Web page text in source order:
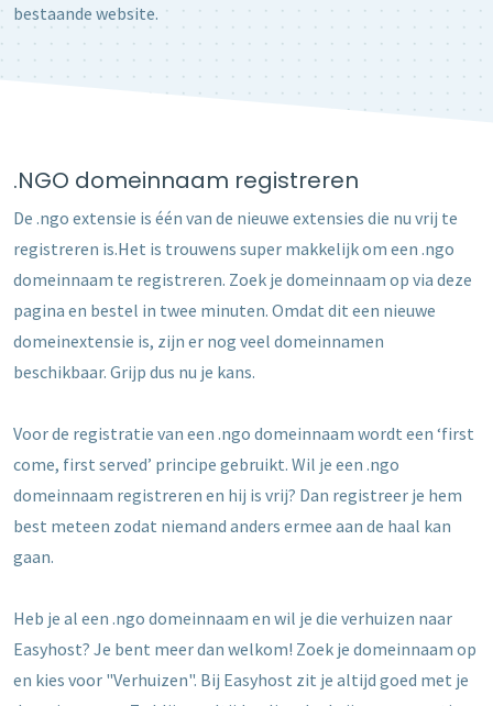
bestaande website.
.NGO domeinnaam registreren
De .ngo extensie is één van de nieuwe extensies die nu vrij te
registreren is.Het is trouwens super makkelijk om een .ngo
domeinnaam te registreren. Zoek je domeinnaam op via deze
pagina en bestel in twee minuten. Omdat dit een nieuwe
domeinextensie is, zijn er nog veel domeinnamen
beschikbaar. Grijp dus nu je kans.
Voor de registratie van een .ngo domeinnaam wordt een ‘first
come, first served’ principe gebruikt. Wil je een .ngo
domeinnaam registreren en hij is vrij? Dan registreer je hem
best meteen zodat niemand anders ermee aan de haal kan
gaan.
Heb je al een .ngo domeinnaam en wil je die verhuizen naar
Easyhost? Je bent meer dan welkom! Zoek je domeinnaam op
en kies voor "Verhuizen". Bij Easyhost zit je altijd goed met je